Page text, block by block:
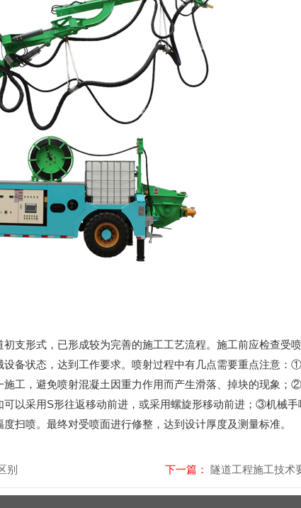
支形式，已形成较为完善的施工工艺流程。施工前应检查受
备状态，达到工作要求。喷射过程中有几点需要重点注意：
工，避免喷射混凝土因重力作用而产生滑落、掉块的现象；
以采用S形往返移动前进，或采用螺旋形移动前进；③机械
扫喷。最终对受喷面进行修整，达到设计厚度及测量标准。
别 下一篇： 隧道工程施工技术